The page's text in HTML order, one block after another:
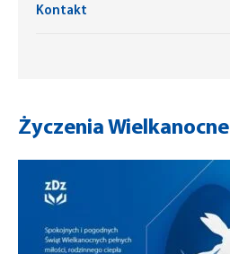
Kontakt
Życzenia Wielkanocne